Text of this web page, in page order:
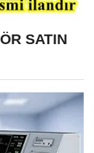
SATIN